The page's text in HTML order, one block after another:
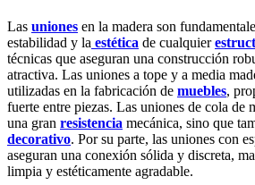
Las uniones en la madera son
estabilidad y la estética de cualquier
técnicas que aseguran una construcción
atractiva. Las uniones a tope y a media
utilizadas en la fabricación de muebles,
fuerte entre piezas. Las uniones de cola de
una gran resistencia mecánica, sino que
decorativo. Por su parte, las uniones con
aseguran una conexión sólida y discreta,
limpia y estéticamente agradable.